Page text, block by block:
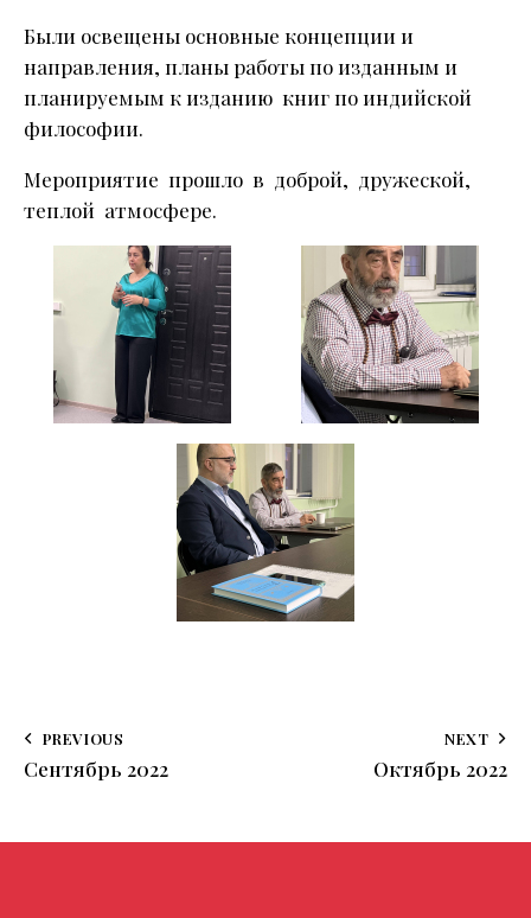
Были освещены основные концепции и
направления, планы работы по изданным и
планируемым к изданию книг по индийской
философии.
Мероприятие прошло в доброй, дружеской,
теплой атмосфере.
PREVIOUS
Сентябрь 2022
NEXT
Октябрь 2022